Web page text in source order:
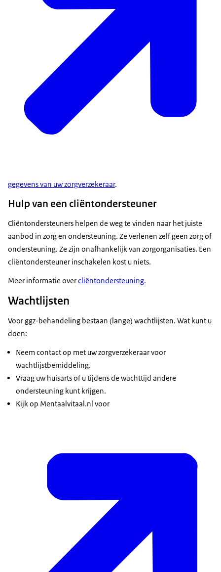
gegevens van uw zorgverzekeraar.
Hulp van een cliëntondersteuner
Cliëntondersteuners helpen de weg te vinden naar het juiste
aanbod in zorg en ondersteuning. Ze verlenen zelf geen zorg of
ondersteuning. Ze zijn onafhankelijk van zorgorganisaties. Een
cliëntondersteuner inschakelen kost u niets.
Meer informatie overcliëntondersteuning.
Wachtlijsten
Voor ggz-behandeling bestaan (lange) wachtlijsten. Wat kunt u
doen:
Neem contact op met uw zorgverzekeraar voor
wachtlijstbemiddeling.
Vraag uw huisarts of u tijdens de wachttijd andere
ondersteuning kunt krijgen.
Kijk op Mentaalvitaal.nl voor